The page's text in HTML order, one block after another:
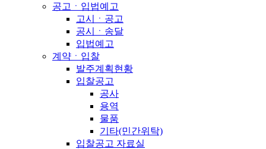
공고ㆍ입법예고
고시ㆍ공고
공시ㆍ송달
입법예고
계약ㆍ입찰
발주계획현황
입찰공고
공사
용역
물품
기타(민간위탁)
입찰공고 자료실